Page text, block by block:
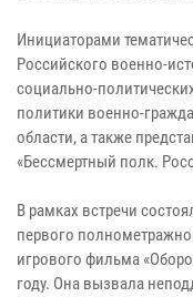
Инициаторами
Российского военно-
социально-
политики военно-
области, а также
«Бессмертный полк.
В рамках встречи
первого
игрового фильма
году. Она вызвала